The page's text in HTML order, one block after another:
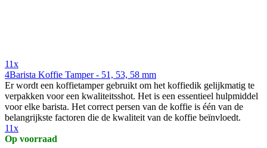
11x
4Barista Koffie Tamper - 51, 53, 58 mm
Er wordt een koffietamper gebruikt om het koffiedik gelijkmatig te
verpakken voor een kwaliteitsshot. Het is een essentieel hulpmiddel
voor elke barista. Het correct persen van de koffie is één van de
belangrijkste factoren die de kwaliteit van de koffie beïnvloedt.
11x
Op voorraad